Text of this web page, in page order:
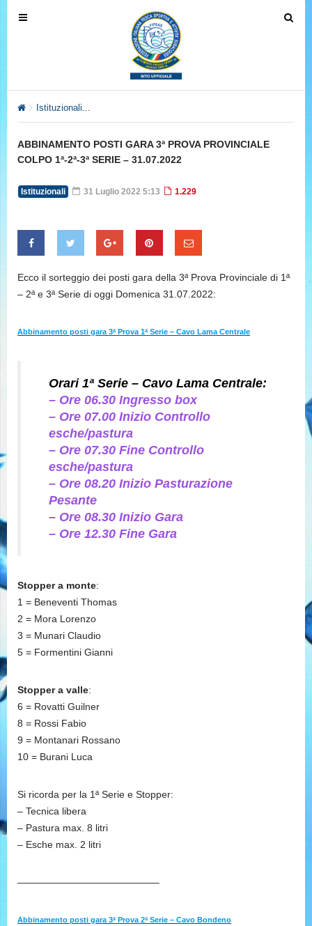
T
v
g
a
T
Istituzionali
ABBINAMENTO POSTI GARA 3ª PROVA PROVINCIALE
COLPO 1ª-2ª-3ª SERIE – 31.07.2022
Istituzionali 31 Luglio 2022 5:13 1.229
Ecco il sorteggio dei posti gara della 3ª Prova Provinciale di 1ª
– 2ª e 3ª Serie di oggi Domenica 31.07.2022:
Abbinamento posti gara 3ª Prova 1ª Serie – Cavo Lama Centrale
Orari 1ª Serie – Cavo Lama Centrale:
– Ore 06.30 Ingresso box
– Ore 07.00 Inizio Controllo
esche/pastura
– Ore 07.30 Fine Controllo
esche/pastura
– Ore 08.20 Inizio Pasturazione
Pesante
– Ore 08.30 Inizio Gara
– Ore 12.30 Fine Gara
Stopper a monte:
1 = Beneventi Thomas
2 = Mora Lorenzo
3 = Munari Claudio
5 = Formentini Gianni
Stopper a valle:
6 = Rovatti Guilner
8 = Rossi Fabio
9 = Montanari Rossano
10 = Burani Luca
Si ricorda per la 1ª Serie e Stopper:
– Tecnica libera
– Pastura max. 8 litri
– Esche max. 2 litri
——————————————–
Abbinamento posti gara 3ª Prova 2ª Serie – Cavo Bondeno